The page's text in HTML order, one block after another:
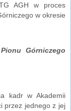
AGH w proces
w okresie
Górniczego
kadr w Akademii
przez jednego z jej